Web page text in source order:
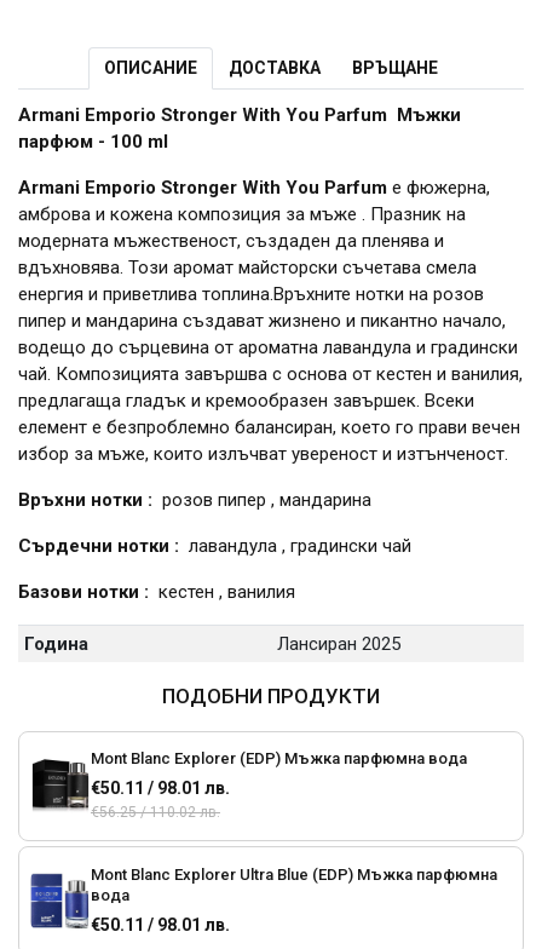
ПОДОБНИ ПРОДУКТИ
Mont Blanc Explorer (EDP) Мъжка парфюмна вода
€50.11 / 98.01 лв.
€56.25 / 110.02 лв.
Mont Blanc Explorer Ultra Blue (EDP) Мъжка парфюмна
вода
€50.11 / 98.01 лв.
ОПИСАНИЕ ДОСТАВКА ВРЪЩАНЕ
Armani Emporio Stronger With You Parfum Мъжки
парфюм - 100 ml
Armani Emporio Stronger With You Parfum е фюжерна,
амброва и кожена композиция за мъже . Празник на
модерната мъжественост, създаден да пленява и
вдъхновява. Този аромат майсторски съчетава смела
енергия и приветлива топлина.Връхните нотки на розов
пипер и мандарина създават жизнено и пикантно начало,
водещо до сърцевина от ароматна лавандула и градински
чай. Композицията завършва с основа от кестен и ванилия,
предлагаща гладък и кремообразен завършек. Всеки
елемент е безпроблемно балансиран, което го прави вечен
избор за мъже, които излъчват увереност и изтънченост.
Връхни нотки : розов пипер , мандарина
Сърдечни нотки : лавандула , градински чай
Базови нотки : кестен , ванилия
Година Лансиран 2025